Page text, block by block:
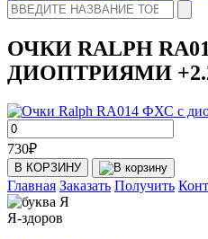
ОЧКИ RALPH
ДИОПТРИЯМИ
730₽
В КОРЗИНУ
Главная Заказать Получить
Я-здоров